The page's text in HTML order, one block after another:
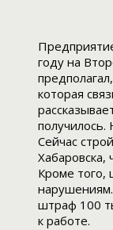
году на
которая
получилось.
Сейчас
Кроме
нарушениям.
штраф 100
к работе.